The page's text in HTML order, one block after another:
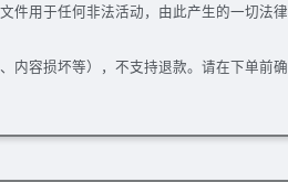
件用于任何非法活动，由此产生的一切法律
内容损坏等），不支持退款。请在下单前确